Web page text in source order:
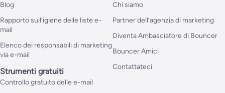
Blog
Rapporto sull’igiene delle liste e-
mail
Elenco dei responsabili di marketing
via e-mail
Strumenti gratuiti
Controllo gratuito delle e-mail
Chi siamo
Partner dell’agenzia di marketing
Diventa Ambasciatore di Bouncer
Bouncer Amici
Contattateci